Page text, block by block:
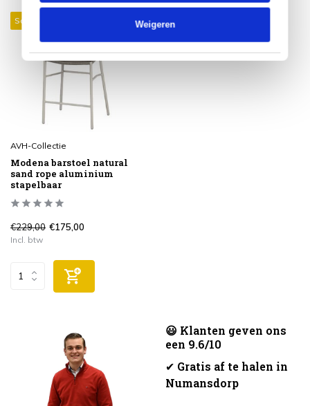
Weigeren
Sale 24%
AVH-Collectie
Modena barstoel natural
sand rope aluminium
stapelbaar
€229,00 €175,00
Incl. btw
😃 Klanten geven ons
een 9.6/10
✔ Gratis af te halen in
Numansdorp